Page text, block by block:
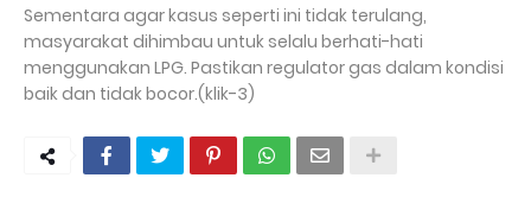
Sementara agar kasus seperti ini tidak terulang,
masyarakat dihimbau untuk selalu berhati-hati
menggunakan LPG. Pastikan regulator gas dalam kondisi
baik dan tidak bocor.(klik-3)